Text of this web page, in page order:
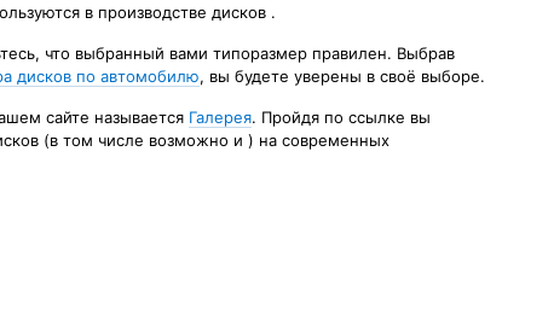
в производстве дисков .
что выбранный вами типоразмер правилен. Выбрав
дисков по автомобилю, вы будете уверены в своё выборе.
сайте называется Галерея. Пройдя по ссылке вы
(в том числе возможно и ) на современных